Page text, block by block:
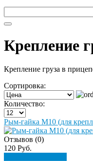
Крепление
Крепление груза в
Сортировка:
Количество:
Рым-гайка М10 (для
Отзывов (0)
120 Руб.